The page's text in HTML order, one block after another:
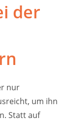
der
nur
um ihn
Statt auf